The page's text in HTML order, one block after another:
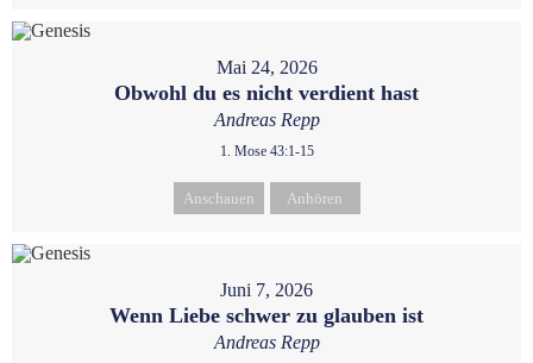
Mai 24, 2026
Obwohl du es nicht verdient hast
Andreas Repp
1. Mose 43:1-15
Anschauen Anhören
Juni 7, 2026
Wenn Liebe schwer zu glauben ist
Andreas Repp